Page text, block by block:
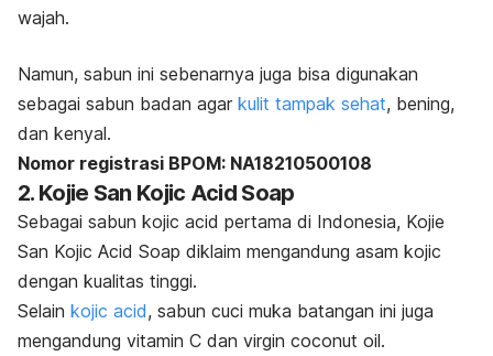
wajah.
Namun, sabun ini sebenarnya juga bisa digunakan
sebagai sabun badan agar kulit tampak sehat, bening,
dan kenyal.
Nomor registrasi BPOM: NA18210500108
2. Kojie San Kojic Acid Soap
Sebagai sabun kojic acid pertama di Indonesia, Kojie
San Kojic Acid Soap diklaim mengandung asam kojic
dengan kualitas tinggi.
Selain kojic acid, sabun cuci muka batangan ini juga
mengandung vitamin C dan virgin coconut oil.